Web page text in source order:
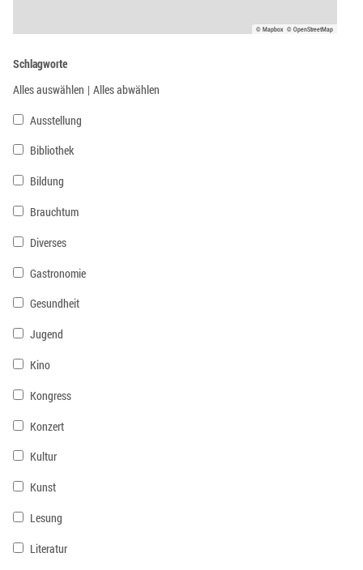
© Mapbox © OpenStreetMap
Schlagworte
Alles auswählen | Alles abwählen
Ausstellung
Bibliothek
Bildung
Brauchtum
Diverses
Gastronomie
Gesundheit
Jugend
Kino
Kongress
Konzert
Kultur
Kunst
Lesung
Literatur